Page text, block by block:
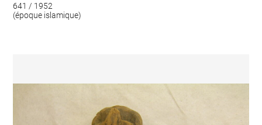
641 / 1952
(époque islamique)